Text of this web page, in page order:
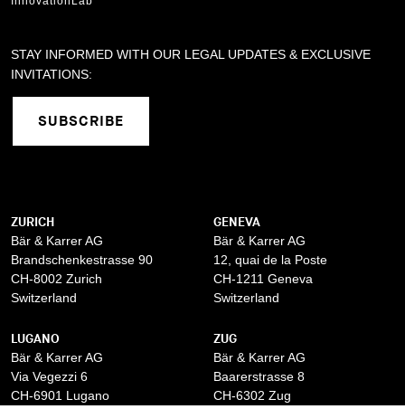
STAY INFORMED WITH OUR LEGAL UPDATES & EXCLUSIVE
INVITATIONS:
SUBSCRIBE
ZURICH
Bär & Karrer AG
Brandschenkestrasse 90
CH-8002 Zurich
Switzerland
GENEVA
Bär & Karrer AG
12, quai de la Poste
CH-1211 Geneva
Switzerland
LUGANO
Bär & Karrer AG
Via Vegezzi 6
CH-6901 Lugano
ZUG
Bär & Karrer AG
Baarerstrasse 8
CH-6302 Zug